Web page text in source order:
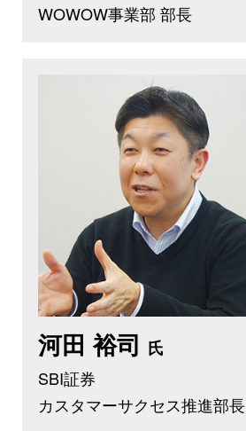
WOWOW事業部 部長
河田 裕司 氏
SBI証券
カスタマーサクセス推進部長